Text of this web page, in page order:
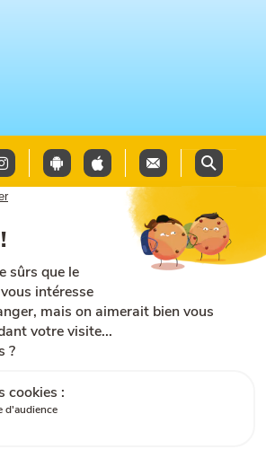
Aide et accessibilité
CGU